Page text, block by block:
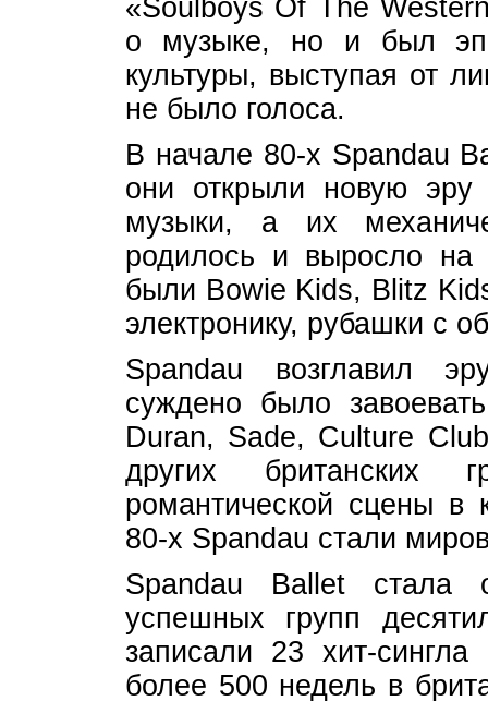
«Soulboys Of The
о музыке, но и был
культуры, выступая от
не было голоса.
В начале 80-х Spandau
они открыли новую
музыки, а их
родилось и выросло на
были Bowie Kids, Blitz
электронику, рубашки с
Spandau возглавил
суждено было
Duran, Sade, Culture
других британских
романтической сцены в
80-х Spandau стали
Spandau Ballet стала
успешных групп
записали 23 хит-
более 500 недель в